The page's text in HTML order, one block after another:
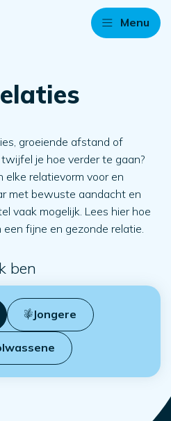
Menu
groeiende afstand of
je hoe verder te gaan?
elke relatievorm voor en
met bewuste aandacht en
vaak mogelijk. Lees hier hoe
fijne en gezonde relatie.
ben
Jongere